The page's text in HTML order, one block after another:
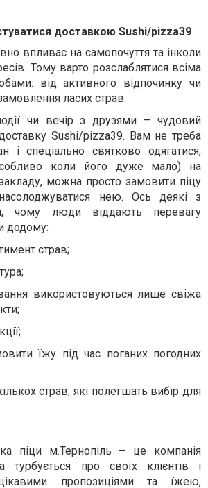
доставкою Sushi/pizza39
впливає на самопочуття та інколи
Тому варто розслаблятися всіма
від активного відпочинку чи
ласих страв.
чи вечір з друзями – чудовий
Sushi/pizza39. Вам не треба
і спеціально святково одягатися,
коли його дуже мало) на
можна просто замовити піцу
нею. Ось деякі з
чому люди віддають перевагу
додому:
страв;
використовуються лише свіжа
їжу під час поганих погодних
страв, які полегшать вибір для
піци м.Тернопіль – це компанія
турбується про своїх клієнтів і
пропозиціями та їжею,